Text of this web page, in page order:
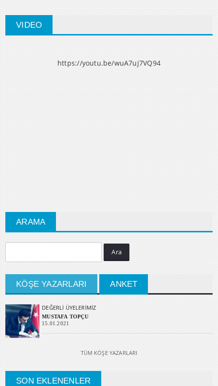
VIDEO
https://youtu.be/wuA7uj7VQ94
ARAMA
Ara
KÖŞE YAZARLARI ANKET
DEĞERLİ ÜYELERİMİZ
MUSTAFA TOPÇU
15.01.2021
TÜM KÖŞE YAZARLARI
SON EKLENENLER